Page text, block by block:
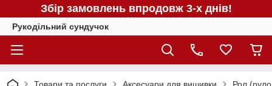
Збір замовлень впродовж 3-х днів!
Рукодільний сундучок